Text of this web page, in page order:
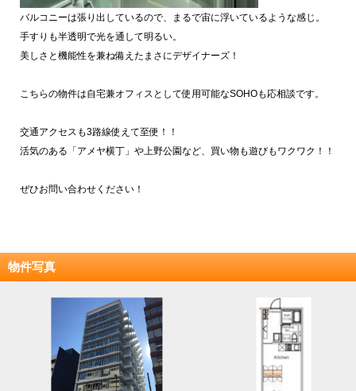
バルコニーは張り出しているので、まるで宙に浮いているような感じ。
手すりも半透明で光を通して明るい。
美しさと機能性を兼ね備えたまさにデザイナーズ！
こちらの物件は自宅兼オフィスとして使用可能なSOHOも応相談です。
交通アクセスも3路線使えて至便！！
活気のある「アメヤ横丁」や上野公園など、買い物も遊びもワクワク！！
ぜひお問い合わせください！
物件写真